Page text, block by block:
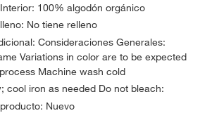
100% algodón orgánico
No tiene relleno
Consideraciones Generales:
Variations in color are to be expected
Machine wash cold
cool iron as needed Do not bleach:
Nuevo